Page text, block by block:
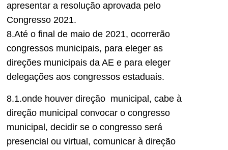
apresentar a resolução aprovada pelo
Congresso 2021.
8.Até o final de maio de 2021, ocorrerão
congressos municipais, para eleger as
direções municipais da AE e para eleger
delegações aos congressos estaduais.
8.1.onde houver direção municipal, cabe à
direção municipal convocar o congresso
municipal, decidir se o congresso será
presencial ou virtual, comunicar à direção